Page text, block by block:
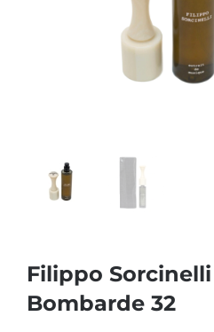
Filippo
Bombarde 32